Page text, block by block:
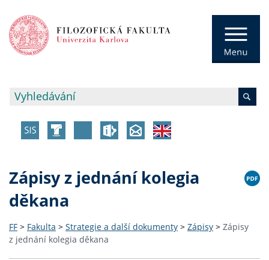
Zápisy z jednání kolegia
děkana
FF > Fakulta > Strategie a další dokumenty > Zápisy > Zápisy
z jednání kolegia děkana